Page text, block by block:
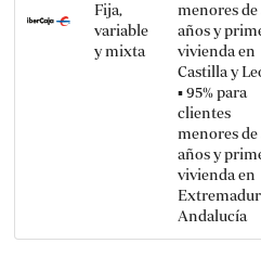
Fija,
variable
y mixta
menores de
años y
vivienda en
Castilla y
▪️ 95% para
clientes
menores de
años y
vivienda en
Andalucía